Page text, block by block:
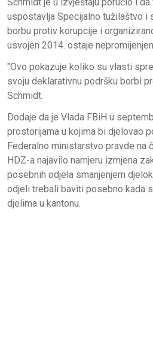
Schmidt je u izvještaju poručio i
uspostavlja Specijalno tužilaštvo i
borbu protiv korupcije i
usvojen 2014. ostaje
"Ovo pokazuje koliko su vlasti
svoju deklarativnu podršku borbi
Schmidt.
Dodaje da je Vlada FBiH u
prostorijama u kojima bi djelovao
Federalno ministarstvo pravde na
HDZ-a najavilo namjeru izmjena
posebnih odjela smanjenjem
odjeli trebali baviti posebno kada
djelima u kantonu.